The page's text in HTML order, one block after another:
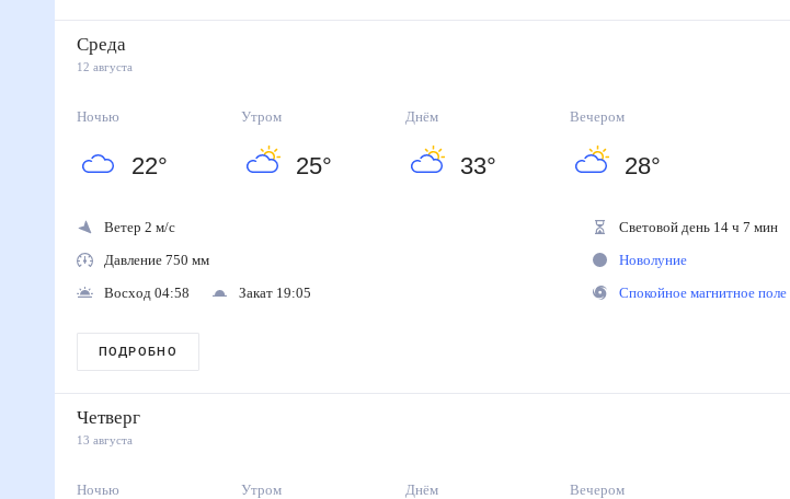
Среда
12 августа
Ночью
22°
Утром
25°
Днём
33°
Вечером
28°
Ветер 2 м/с
Давление 750 мм
Восход 04:58
Закат 19:05
Световой день 14 ч 7 мин
Новолуние
Спокойное магнитное поле
ПОДРОБНО
Четверг
13 августа
Ночью Утром Днём Вечером